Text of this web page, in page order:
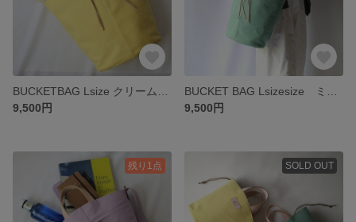
9,500円
9,500円
残り1点 SOLD OUT